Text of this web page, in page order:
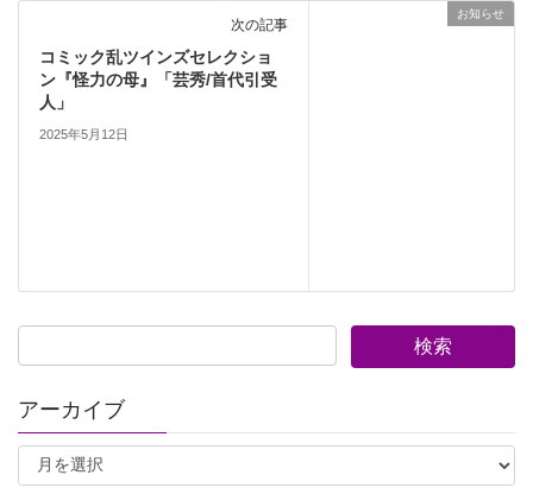
お知らせ
次の記事
コミック乱ツインズセレクショ
ン『怪力の母』「芸秀/首代引受
人」
2025年5月12日
アーカイブ
ア